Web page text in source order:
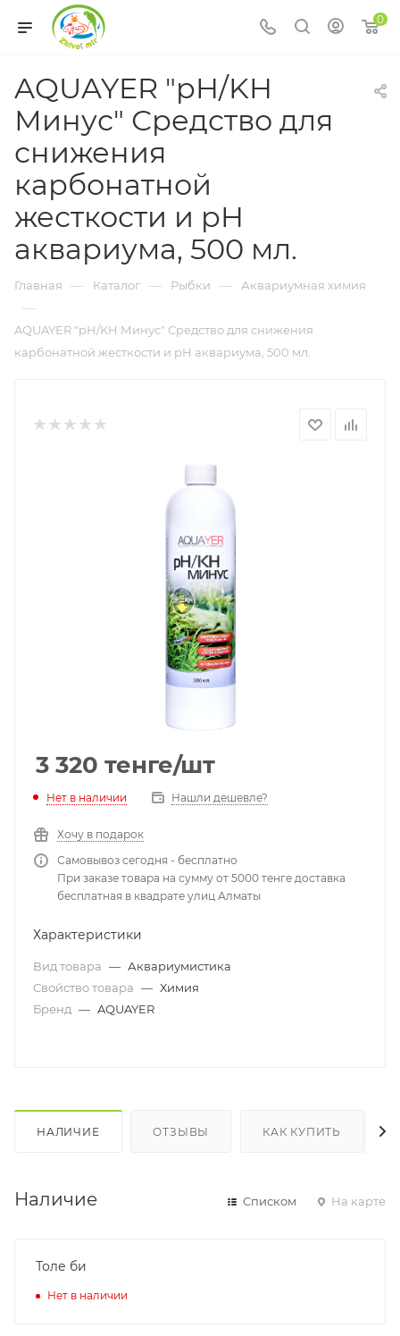
0
AQUAYER "pH/KH
Минус" Средство для
снижения
карбонатной
жесткости и pH
аквариума, 500 мл.
Главная — Каталог — Рыбки — Аквариумная химия
—
AQUAYER "pH/KH Минус" Средство для снижения
карбонатной жесткости и pH аквариума, 500 мл.
3 320 тенге/шт
Нет в наличии Нашли дешевле?
Хочу в подарок
Самовывоз сегодня - бесплатно
При заказе товара на сумму от 5000 тенге доставка
бесплатная в квадрате улиц Алматы
Характеристики
Вид товара — Аквариумистика
Свойство товара — Химия
Бренд — AQUAYER
НАЛИЧИЕ ОТЗЫВЫ КАК КУПИТЬ
Наличие Списком На карте
Толе би
Нет в наличии